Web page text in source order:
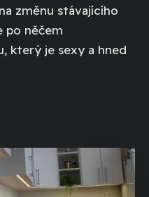
změnu stávajícího
po něčem
který je sexy a hned